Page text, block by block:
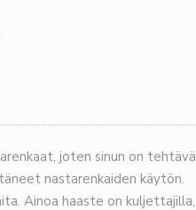
joten sinun on tehtävä
nastarenkaiden käytön.
Ainoa haaste on kuljettajilla,